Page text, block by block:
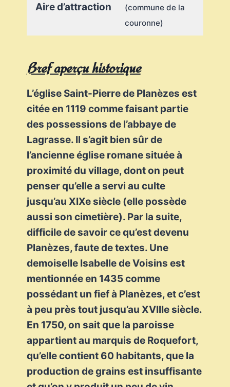
Aire d’attraction
(commune de la
couronne)
Bref aperçu historique
L’église Saint-Pierre de Planèzes est
citée en 1119 comme faisant partie
des possessions de l’abbaye de
Lagrasse. Il s’agit bien sûr de
l’ancienne église romane située à
proximité du village, dont on peut
penser qu’elle a servi au culte
jusqu’au XIXe siècle (elle possède
aussi son cimetière). Par la suite,
difficile de savoir ce qu’est devenu
Planèzes, faute de textes. Une
demoiselle Isabelle de Voisins est
mentionnée en 1435 comme
possédant un fief à Planèzes, et c’est
à peu près tout jusqu’au XVIIIe siècle.
En 1750, on sait que la paroisse
appartient au marquis de Roquefort,
qu’elle contient 60 habitants, que la
production de grains est insuffisante